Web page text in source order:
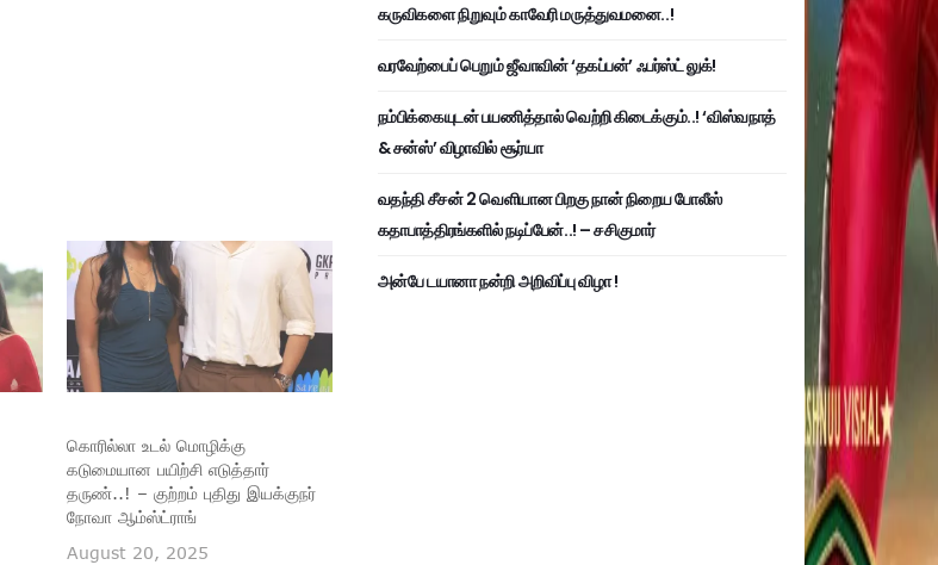
கொரில்லா உடல் மொழிக்கு
கடுமையான பயிற்சி எடுத்தார்
தருண்..! – குற்றம் புதிது இயக்குநர்
நோவா ஆம்ஸ்ட்ராங்
August 20, 2025
கருவிகளை நிறுவும் காவேரி மருத்துவமனை..!
வரவேற்பைப் பெறும் ஜீவாவின் ‘தகப்பன்’ ஃபர்ஸ்ட் லுக்!
நம்பிக்கையுடன் பயணித்தால் வெற்றி கிடைக்கும்..! ‘விஸ்வநாத்
& சன்ஸ்’ விழாவில் சூர்யா
வதந்தி சீசன் 2 வெளியான பிறகு நான் நிறைய போலீஸ்
கதாபாத்திரங்களில் நடிப்பேன்..! – சசிகுமார்
அன்பே டயானா நன்றி அறிவிப்பு விழா !